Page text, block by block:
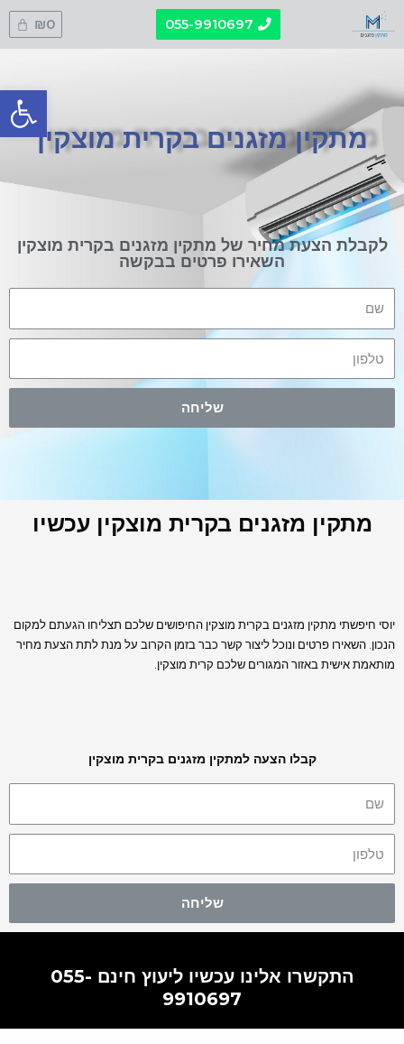
פתח
055-9910697
₪0
מתקין מזגנים בקרית מוצקין
לקבלת הצעת מחיר של מתקין מזגנים בקרית מוצקין
השאירו פרטים בבקשה
שליחה
מתקין מזגנים בקרית מוצקין עכשיו
יוסי חיפשתי מתקין מזגנים בקרית מוצקין החיפושים שלכם תצליחו הגעתם למקום
הנכון. השאירו פרטים ונוכל ליצור קשר כבר בזמן הקרוב על מנת לתת הצעת מחיר
מותאמת אישית באזור המגורים שלכם קרית מוצקין.
קבלו הצעה למתקין מזגנים בקרית מוצקין
שליחה
התקשרו אלינו עכשיו ליעוץ חינם 055-
9910697